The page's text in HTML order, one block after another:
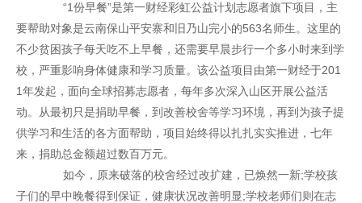
“1份早餐”是第一财经彩虹公益计划志愿者旗下项目，主
要帮助对象是云南保山平安寨和旧乃山完小的563名师生。这里的
不少贫困孩子每天吃不上早餐，还需要早晨步行一个多小时来到学
校，严重影响身体健康和学习质量。该公益项目由第一财经于201
1年发起，面向全球招募志愿者，每年多次深入山区开展公益活
动。从最初只是捐助早餐，到改善校舍等学习环境，再到为孩子提
供学习和生活的各方面帮助，项目始终得以扎扎实实推进，七年
来，捐助总金额超过数百万元。
如今，原来破落的校舍经过改扩建，已焕然一新;学校孩
子们的早中晚餐得到保证，健康状况改善明显;学校老师们则在志